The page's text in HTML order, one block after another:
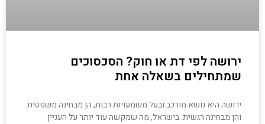
ירושה לפי דת או חוק? הסכסוכים
שמתחילים בשאלה אחת
ירושה היא נושא מורכב ובעל משמעויות רבות, הן מבחינה משפטית
והן מבחינה רגשית. בישראל, מה שמקשה עוד יותר על העניין